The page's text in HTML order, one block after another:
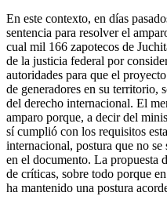
En este contexto, en días
sentencia para resolver el
cual mil 166 zapotecos de
de la justicia federal por
autoridades para que el
de generadores en su territorio,
del derecho internacional. El
amparo porque, a decir del
sí cumplió con los requisitos
internacional, postura que no se
en el documento. La propuesta
de críticas, sobre todo porque
ha mantenido una postura